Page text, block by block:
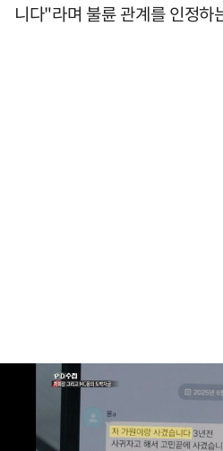
니다"라며 불륜 관계를 인정하